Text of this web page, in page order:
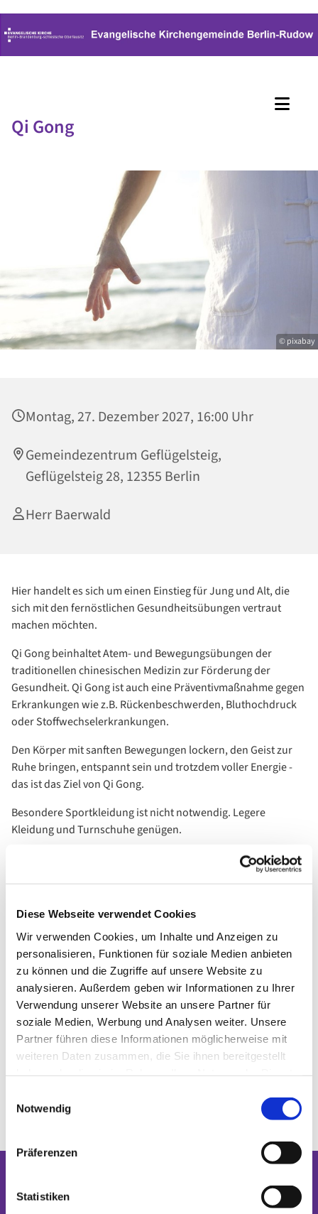
Diese Webseite verwendet Cookies
Wir verwenden Cookies, um Inhalte und Anzeigen zu
personalisieren, Funktionen für soziale Medien anbieten
zu können und die Zugriffe auf unsere Website zu
analysieren. Außerdem geben wir Informationen zu Ihrer
Verwendung unserer Website an unsere Partner für
soziale Medien, Werbung und Analysen weiter. Unsere
Partner führen diese Informationen möglicherweise mit
weiteren Daten zusammen, die Sie ihnen bereitgestellt
Notwendig
Präferenzen
Statistiken
Qi Gong
© pixabay
Montag, 27. Dezember 2027, 16:00 Uhr
Gemeindezentrum Geflügelsteig,
Geflügelsteig 28, 12355 Berlin
Herr Baerwald
Hier handelt es sich um einen Einstieg für Jung und Alt, die
sich mit den fernöstlichen Gesundheitsübungen vertraut
machen möchten.
Qi Gong beinhaltet Atem- und Bewegungsübungen der
traditionellen chinesischen Medizin zur Förderung der
Gesundheit. Qi Gong ist auch eine Präventivmaßnahme gegen
Erkrankungen wie z.B. Rückenbeschwerden, Bluthochdruck
oder Stoffwechselerkrankungen.
Den Körper mit sanften Bewegungen lockern, den Geist zur
Ruhe bringen, entspannt sein und trotzdem voller Energie -
das ist das Ziel von Qi Gong.
Besondere Sportkleidung ist nicht notwendig. Legere
Kleidung und Turnschuhe genügen.
Teilnahme nur mit Voranmeldung 030 - 30 57 593
Dies könnte Sie auch interessieren